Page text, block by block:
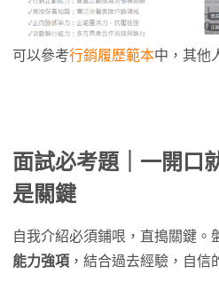
可以參考行銷履歷範本中，其他
面試必考題｜一開口
是關鍵
自我介紹必須鋪哏，直搗關鍵。
能力強項 ，結合過去經驗，自信